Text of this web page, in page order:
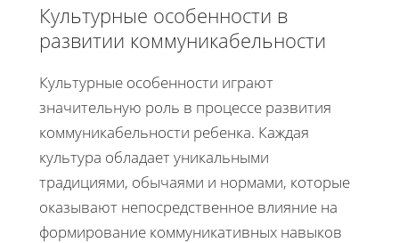
Культурные особенности в
развитии коммуникабельности
Культурные особенности играют
значительную роль в процессе развития
коммуникабельности ребенка. Каждая
культура обладает уникальными
традициями, обычаями и нормами, которые
оказывают непосредственное влияние на
формирование коммуникативных навыков